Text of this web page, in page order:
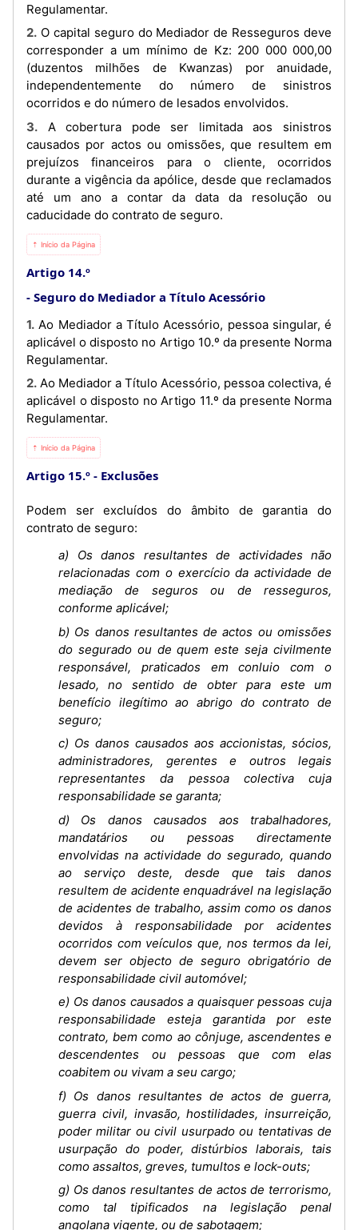
Regulamentar.
2. O capital seguro do Mediador de Resseguros deve
corresponder a um mínimo de Kz: 200 000 000,00
(duzentos milhões de Kwanzas) por anuidade,
independentemente do número de sinistros
ocorridos e do número de lesados envolvidos.
3. A cobertura pode ser limitada aos sinistros
causados por actos ou omissões, que resultem em
prejuízos financeiros para o cliente, ocorridos
durante a vigência da apólice, desde que reclamados
até um ano a contar da data da resolução ou
caducidade do contrato de seguro.
⇡ Início da Página
Artigo 14.º
Seguro do Mediador a Título Acessório
1. Ao Mediador a Título Acessório, pessoa singular, é
aplicável o disposto no Artigo 10.º da presente Norma
Regulamentar.
2. Ao Mediador a Título Acessório, pessoa colectiva, é
aplicável o disposto no Artigo 11.º da presente Norma
Regulamentar.
⇡ Início da Página
Artigo 15.º Exclusões
Podem ser excluídos do âmbito de garantia do
contrato de seguro:
a) Os danos resultantes de actividades não
relacionadas com o exercício da actividade de
mediação de seguros ou de resseguros,
conforme aplicável;
b) Os danos resultantes de actos ou omissões
do segurado ou de quem este seja civilmente
responsável, praticados em conluio com o
lesado, no sentido de obter para este um
benefício ilegítimo ao abrigo do contrato de
seguro;
c) Os danos causados aos accionistas, sócios,
administradores, gerentes e outros legais
representantes da pessoa colectiva cuja
responsabilidade se garanta;
d) Os danos causados aos trabalhadores,
mandatários ou pessoas directamente
envolvidas na actividade do segurado, quando
ao serviço deste, desde que tais danos
resultem de acidente enquadrável na legislação
de acidentes de trabalho, assim como os danos
devidos à responsabilidade por acidentes
ocorridos com veículos que, nos termos da lei,
devem ser objecto de seguro obrigatório de
responsabilidade civil automóvel;
e) Os danos causados a quaisquer pessoas cuja
responsabilidade esteja garantida por este
contrato, bem como ao cônjuge, ascendentes e
descendentes ou pessoas que com elas
coabitem ou vivam a seu cargo;
f) Os danos resultantes de actos de guerra,
guerra civil, invasão, hostilidades, insurreição,
poder militar ou civil usurpado ou tentativas de
usurpação do poder, distúrbios laborais, tais
como assaltos, greves, tumultos e lock-outs;
g) Os danos resultantes de actos de terrorismo,
como tal tipificados na legislação penal
angolana vigente, ou de sabotagem;